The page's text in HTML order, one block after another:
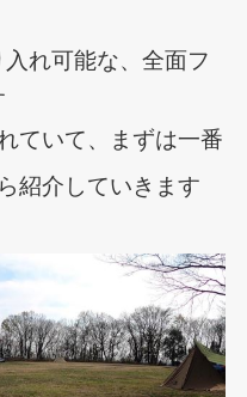
れ可能な、全面フ
ていて、まずは一番
紹介していきます